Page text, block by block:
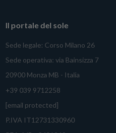
Il portale del sole
Sede legale: Corso Milano 26
Sede operativa: via Bainsizza 7
20900 Monza MB - Italia
+39 039 9712258
[email protected]
P.IVA IT12731330960